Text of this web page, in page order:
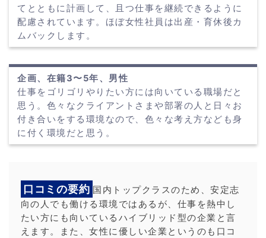
てとともに計画して、且つ仕事を継続できるように
配慮されています。ほぼ女性社員は出産・育休後カ
ムバックします。
企画、在籍3〜5年、男性
仕事をゴリゴリやりたい方には向いている職場だと
思う。色々なクライアントさまや部署の人と日々お
付き合いをする環境なので、色々な考え方なども身
に付く環境だと思う。
口コミの要約 国内トップクラスのため、安定志
向の人でも働ける環境ではあるが、仕事を熱中し
たい方にも向いているハイブリッド型の企業と言
えます。また、女性に優しい企業というのも口コ